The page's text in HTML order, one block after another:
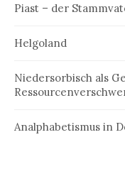
Piast – der
Helgoland
Niedersorbisch als
Analphabetismus in